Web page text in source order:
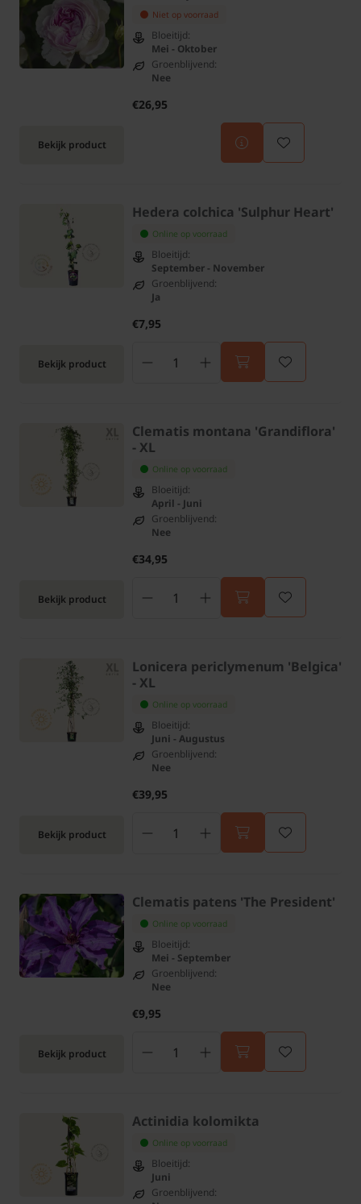
Bekijk product
Niet op voorraad
Bloeitijd:
Mei - Oktober
Groenblijvend:
Nee
€26,95
Bekijk product
Hedera colchica 'Sulphur Heart'
Online op voorraad
Bloeitijd:
September - November
Groenblijvend:
Ja
€7,95
Bekijk product
Clematis montana 'Grandiflora'
- XL
Online op voorraad
Bloeitijd:
April - Juni
Groenblijvend:
Nee
€34,95
Bekijk product
Lonicera periclymenum 'Belgica'
- XL
Online op voorraad
Bloeitijd:
Juni - Augustus
Groenblijvend:
Nee
€39,95
Bekijk product
Clematis patens 'The President'
Online op voorraad
Bloeitijd:
Mei - September
Groenblijvend:
Nee
€9,95
Actinidia kolomikta
Online op voorraad
Bloeitijd:
Juni
Groenblijvend: